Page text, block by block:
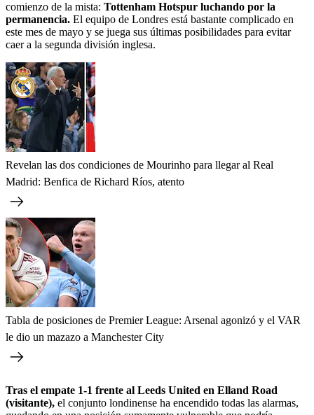
comienzo de la mista: Tottenham Hotspur luchando por la
permanencia. El equipo de Londres está bastante complicado en
este mes de mayo y se juega sus últimas posibilidades para evitar
caer a la segunda división inglesa.
Revelan las dos condiciones de Mourinho para llegar al Real
Madrid: Benfica de Richard Ríos, atento
Tabla de posiciones de Premier League: Arsenal agonizó y el VAR
le dio un mazazo a Manchester City
Tras el empate 1-1 frente al Leeds United en Elland Road
(visitante), el conjunto londinense ha encendido todas las alarmas,